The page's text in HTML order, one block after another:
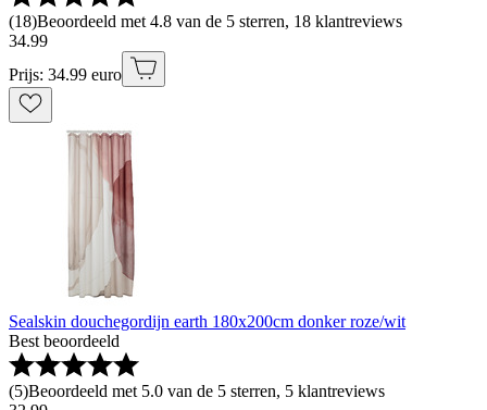
(18)Beoordeeld met 4.8 van de 5 sterren, 18 klantreviews
34.99
Prijs: 34.99 euro
Sealskin douchegordijn earth 180x200cm donker roze/wit
Best beoordeeld
(5)Beoordeeld met 5.0 van de 5 sterren, 5 klantreviews